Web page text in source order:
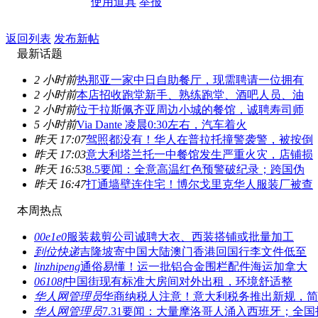
返回列表 发布新帖
最新话题
2 小时前热那亚一家中日自助餐厅，现需聘请一位拥有
2 小时前本店招收跑堂新手、熟练跑堂、酒吧人员、油
2 小时前位于拉斯佩齐亚周边小城的餐馆，诚聘寿司师
5 小时前Via Dante 凌晨0:30左右，汽车着火
昨天 17:07驾照都没有！华人在普拉托撞警袭警，被按倒
昨天 17:03意大利塔兰托一中餐馆发生严重火灾，店铺损
昨天 16:538.5要闻：全意高温红色预警破纪录；跨国伪
昨天 16:47打通墙壁连住宅！博尔戈里克华人服装厂被查
本周热点
00e1e0服装裁剪公司诚聘大衣、西装搭铺或批量加工
到位快递吉隆坡寄中国大陆澳门香港回国行李文件低至
linzhipeng通俗易懂！运一批铝合金围栏配件海运加拿大
06108f中国街现有标准大房间对外出租，环境舒适整
华人网管理员华商纳税人注意！意大利税务推出新规，
华人网管理员7.31要闻：大量摩洛哥人涌入西班牙；全国